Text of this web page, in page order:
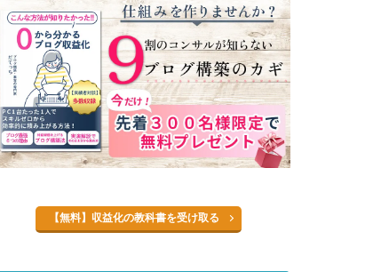
【無料】収益化の教科書を受け取る